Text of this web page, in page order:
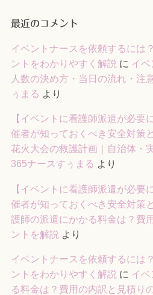
最近のコメント
イベントナースを依頼するには
ントをわかりやすく解説 に イベ
人数の決め方・当日の流れ・注
ぅまる より
【イベントに看護師派遣が必要
催者が知っておくべき安全対策
花火大会の救護計画｜自治体・
365ナースすぅまる より
【イベントに看護師派遣が必要
催者が知っておくべき安全対策
護師の派遣にかかる料金は？費
ントを解説 より
イベントナースを依頼するには
ントをわかりやすく解説 に イ
る料金は？費用の内訳と見積り